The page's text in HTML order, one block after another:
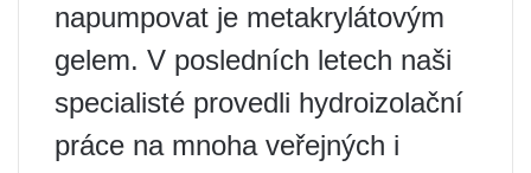
napumpovat je metakrylátovým
gelem. V posledních letech naši
specialisté provedli hydroizolační
práce na mnoha veřejných i